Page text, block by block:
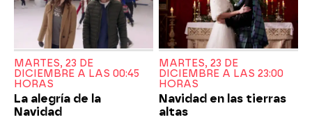
MARTES, 23 DE
DICIEMBRE A LAS 00:45
HORAS
La alegría de la
Navidad
MARTES, 23 DE
DICIEMBRE A LAS 23:00
HORAS
Navidad en las tierras
altas